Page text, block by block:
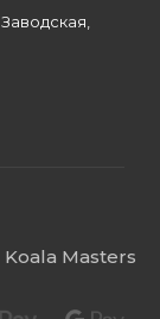
Koala Masters